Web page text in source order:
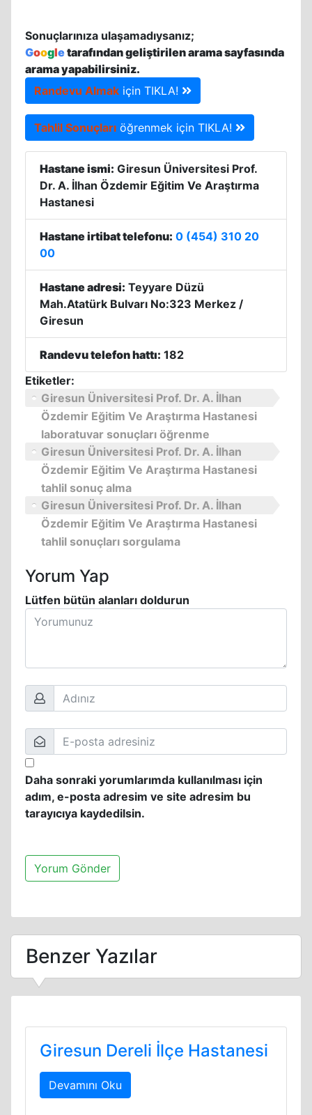
Sonuçlarınıza ulaşamadıysanız;
Googletarafından geliştirilen arama sayfasında
arama yapabilirsiniz.
Randevu Almak için TIKLA!
Tahlil Sonuçları öğrenmek için TIKLA!
Hastane ismi: Giresun Üniversitesi Prof.
Dr. A. İlhan Özdemir Eğitim Ve Araştırma
Hastanesi
Hastane irtibat telefonu: 0 (454) 310 20
00
Hastane adresi: Teyyare Düzü
Mah.Atatürk Bulvarı No:323 Merkez /
Giresun
Randevu telefon hattı: 182
Etiketler:
Giresun Üniversitesi Prof. Dr. A. İlhan
Özdemir Eğitim Ve Araştırma Hastanesi
laboratuvar sonuçları öğrenme
Giresun Üniversitesi Prof. Dr. A. İlhan
Özdemir Eğitim Ve Araştırma Hastanesi
tahlil sonuç alma
Giresun Üniversitesi Prof. Dr. A. İlhan
Özdemir Eğitim Ve Araştırma Hastanesi
tahlil sonuçları sorgulama
Yorum Yap
Lütfen bütün alanları doldurun
Daha sonraki yorumlarımda kullanılması için
adım, e-posta adresim ve site adresim bu
tarayıcıya kaydedilsin.
Benzer Yazılar
Giresun Dereli İlçe Hastanesi
Devamını Oku